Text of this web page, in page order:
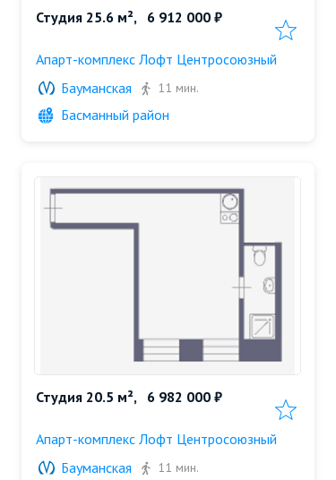
Студия 25.6 м², 6 912 000 ₽
Апарт-комплекс Лофт Центросоюзный
Бауманская
11 мин.
Басманный район
Студия 20.5 м², 6 982 000 ₽
Апарт-комплекс Лофт Центросоюзный
Бауманская
11 мин.